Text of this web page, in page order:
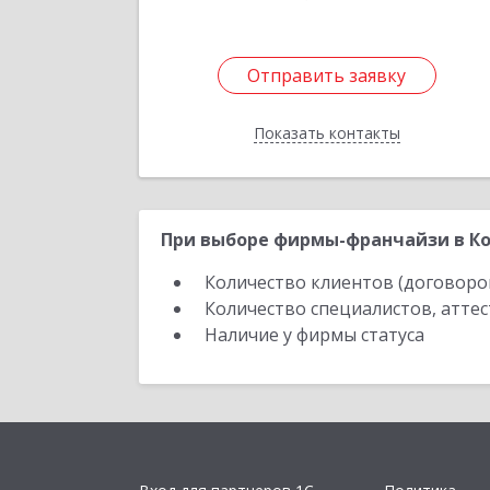
Отправить заявку
Показать контакты
Отправить заявку
Назад
При выборе фирмы-франчайзи в
Количество клиентов
Количество специалистов,
Наличие у фирмы статуса